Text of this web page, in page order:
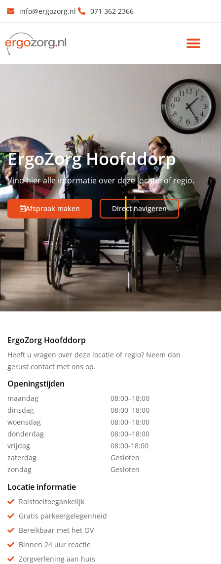
info@ergozorg.nl 071 362 2366
ErgoZorg Hoofddorp
Vind hier alle informatie over deze locatie of regio.
Afspraak maken Direct navigeren
ErgoZorg Hoofddorp
Heeft u vragen over deze locatie of regio? Neem dan
gerust contact met ons op.
Openingstijden
maandag
dinsdag
woensdag
donderdag
vrijdag
zaterdag
zondag
08:00–18:00
08:00–18:00
08:00–18:00
08:00–18:00
08:00-18:00
Gesloten
Gesloten
Locatie informatie
Rolstoeltoegankelijk
Gratis parkeergelegenheid
Bereikbaar met het OV
Binnen 24 uur reactie
Zorgverlening aan huis